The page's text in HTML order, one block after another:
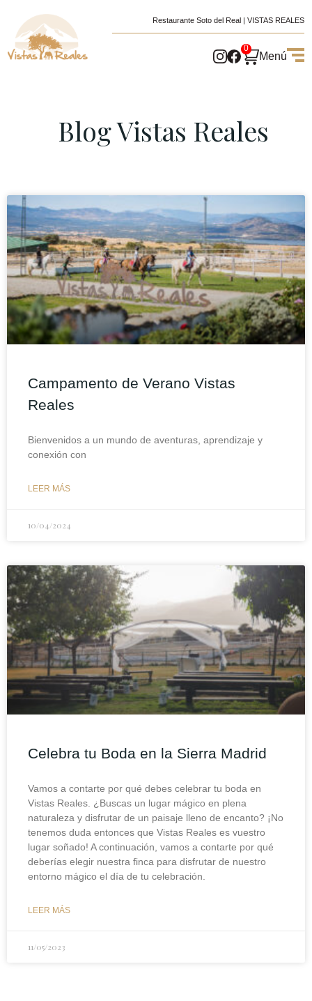
Restaurante Soto del Real | VISTAS REALES
0
Menú
Blog Vistas Reales
Campamento de Verano Vistas
Reales
Bienvenidos a un mundo de aventuras, aprendizaje y
conexión con
LEER MÁS
10/04/2024
Celebra tu Boda en la Sierra Madrid
Vamos a contarte por qué debes celebrar tu boda en
Vistas Reales. ¿Buscas un lugar mágico en plena
naturaleza y disfrutar de un paisaje lleno de encanto? ¡No
tenemos duda entonces que Vistas Reales es vuestro
lugar soñado! A continuación, vamos a contarte por qué
deberías elegir nuestra finca para disfrutar de nuestro
entorno mágico el día de tu celebración.
LEER MÁS
11/05/2023